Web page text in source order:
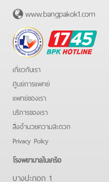
www.bangpakok1.com
BPK
Hotline
เกี่ยวกับเรา
ศูนย์การแพทย์
แพทย์ของเรา
บริการของเรา
สิ่งอำนวยความสะดวก
Privacy Policy
โรงพยาบาลในเครือ
บางปะกอก 1